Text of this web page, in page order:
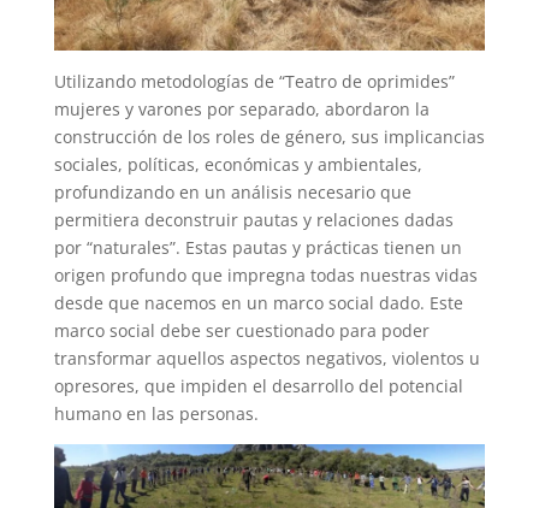
Utilizando metodologías de “Teatro de oprimides”
mujeres y varones por separado, abordaron la
construcción de los roles de género, sus implicancias
sociales, políticas, económicas y ambientales,
profundizando en un análisis necesario que
permitiera deconstruir pautas y relaciones dadas
por “naturales”. Estas pautas y prácticas tienen un
origen profundo que impregna todas nuestras vidas
desde que nacemos en un marco social dado. Este
marco social debe ser cuestionado para poder
transformar aquellos aspectos negativos, violentos u
opresores, que impiden el desarrollo del potencial
humano en las personas.